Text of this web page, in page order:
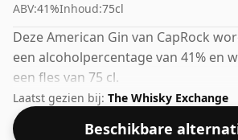
ABV:41%Inhoud:75cl
Deze American Gin van CapRock
een alcoholpercentage van 41% en
een fles van 75 cl.
Laatst gezien bij: The Whisky Exchange
Beschikbare